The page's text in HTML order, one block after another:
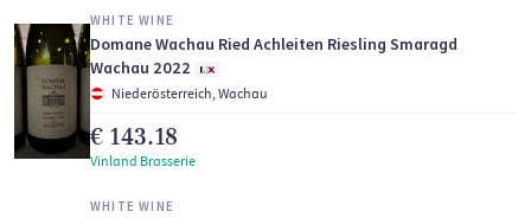
WHITE WINE
Domane Wachau Ried Achleiten Riesling Smaragd
Wachau 2022
Niederösterreich, Wachau
€ 143.18
Vinland Brasserie
WHITE WINE